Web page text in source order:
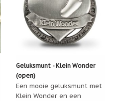
Geluksmunt - Klein Wonder
(open)
Een mooie geluksmunt met
Klein Wonder en een